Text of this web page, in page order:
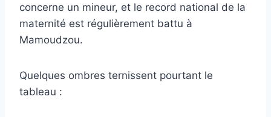
concerne un mineur, et le record national de la
maternité est régulièrement battu à
Mamoudzou.
Quelques ombres ternissent pourtant le
tableau :